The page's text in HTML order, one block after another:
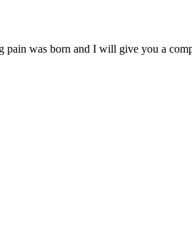
was born and I will give you a